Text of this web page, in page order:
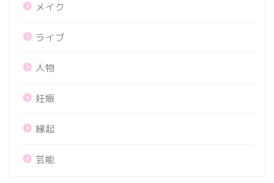
メイク
ライブ
人物
妊娠
縁起
芸能